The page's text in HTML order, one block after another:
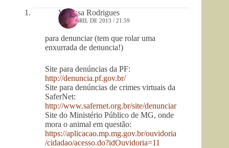
Vanessa Rodrigues
5 DE ABRIL DE 2013 / 21:59
para denunciar (tem que rolar uma
enxurrada de denuncia!)
Site para denúncias da PF:
http://denuncia.pf.gov.br/
Site para denúncias de crimes virtuais da
SaferNet:
http://www.safernet.org.br/site/denunciar
Site do Ministério Público de MG, onde
mora o animal em questão:
https://aplicacao.mp.mg.gov.br/ouvidoria
/cidadao/acesso.do?idOuvidoria=11